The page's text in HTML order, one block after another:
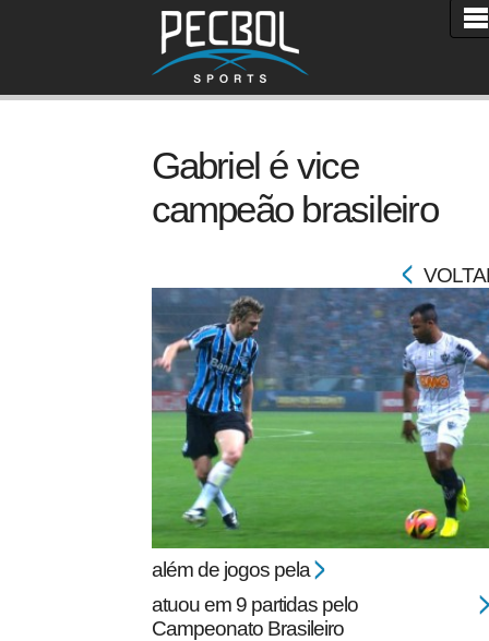
Gabriel é vice
campeão brasileiro
além de jogos pela
atuou em 9 partidas pelo
Campeonato Brasileiro